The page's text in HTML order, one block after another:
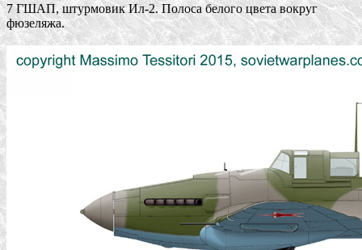
7 ГШАП, штурмовик Ил-2. Полоса белого цвета вокруг
фюзеляжа.